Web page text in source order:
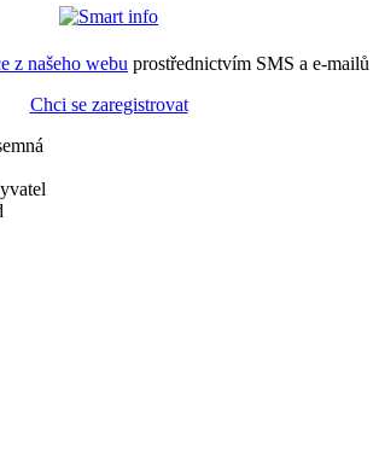
z našeho webu prostřednictvím SMS a e-mailů
Chci se zaregistrovat